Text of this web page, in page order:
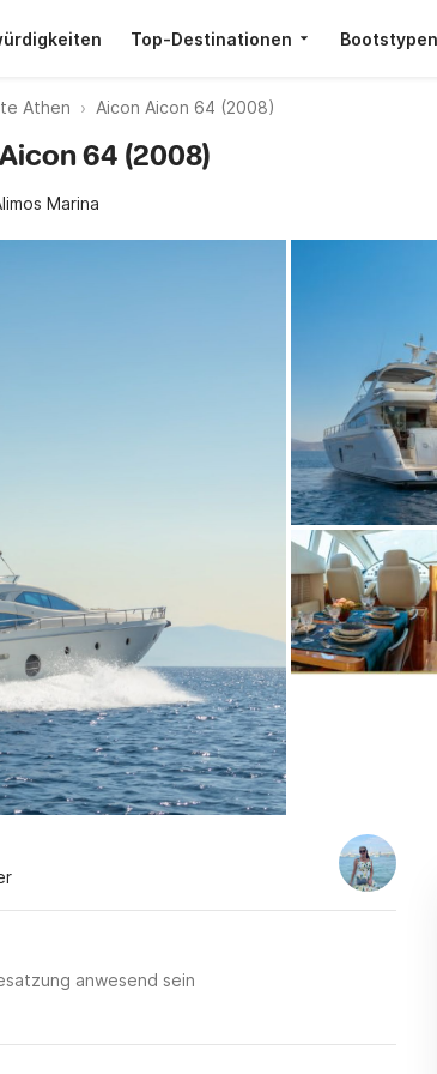
Top-Destinationen Bootstypen
Athen Aicon Aicon 64 (2008)
64 (2008)
Marina
anwesend sein